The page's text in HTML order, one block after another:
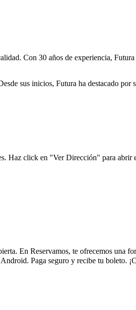
Con 30 años de experiencia,
sus inicios, Futura ha destacado por
Haz click en "Ver Dirección" para abrir
En Reservamos, te ofrecemos una
Paga seguro y recibe tu boleto.